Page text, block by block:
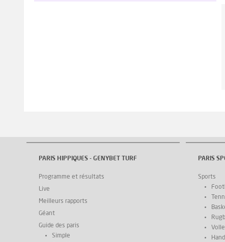
PARIS HIPPIQUES - GENYBET TURF
Programme et résultats
Live
Meilleurs rapports
Géant
Guide des paris
Simple
PARIS
Sports